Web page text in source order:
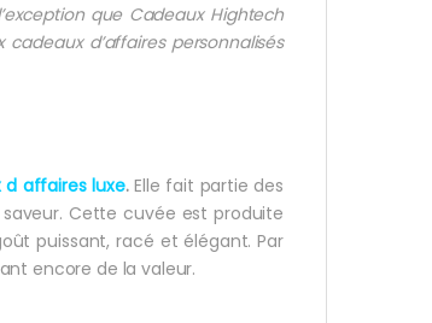
que Cadeaux Hightech
d’affaires personnalisés
d affaires luxe.Elle fait partie des
Cette cuvée est produite
puissant, racé et élégant. Par
encore de la valeur.